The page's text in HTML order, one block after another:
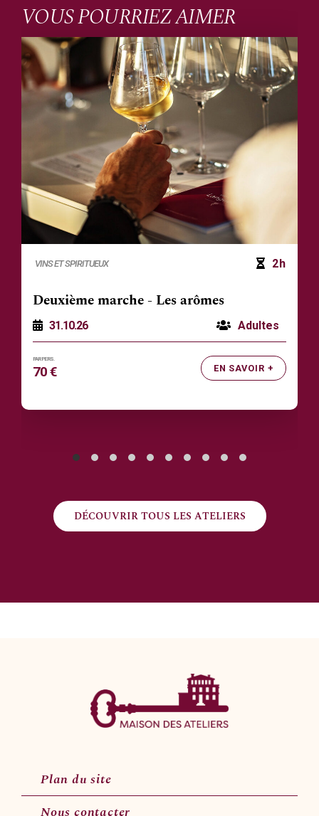
VOUS POURRIEZ AIMER
VINS ET SPIRITUEUX 2h
Deuxième marche - Les arômes
Adultes
31.10.26
EN SAVOIR +
70 €
DÉCOUVRIR TOUS LES ATELIERS
Plan du site
Nous contacter